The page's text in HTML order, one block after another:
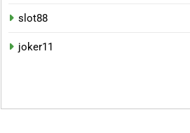
slot88
joker11